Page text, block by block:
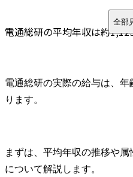
高付加価値な事業を展開し
大手企業向けの高単価案件
基本給・賞与・各種手当で
業績評価の結果が賞与に反
大手SIerとの年収比較
コンサルティング企業との
全部
電通総研の平均年収は約
電通総研の実際の給与は、
ります。
まずは、平均年収の推移や
について解説します。